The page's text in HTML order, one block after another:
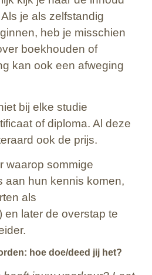
je als zelfstandig
heb je misschien
boekhouden of
kan ook een afweging
bij elke studie
of diploma. Al deze
ook de prijs.
waarop sommige
aan hun kennis komen,
als
en later de overstap te
hoe doe/deed jij het?